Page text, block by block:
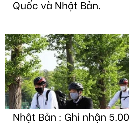
Quốc và Nhật Bản.
Nhật Bản : Ghi nhận